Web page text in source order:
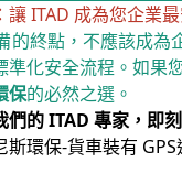
讓 ITAD 成為您企業
的終點，不應該成為
準化安全流程。如果
保的必然之選。
們的 ITAD 專家，即